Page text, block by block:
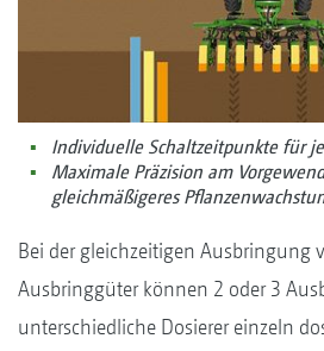
Individuelle Schaltzeitpunkte für
Maximale Präzision am
gleichmäßigeres
Bei der gleichzeitigen Ausbringung
Ausbringgüter können 2 oder 3
unterschiedliche Dosierer einzeln